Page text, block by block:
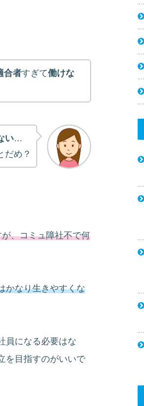
合者すぎて働けな
い…
だめ？
、コミュ障社不で何
かなり生きやすくな
員になる必要はな
を目指すのがいいで